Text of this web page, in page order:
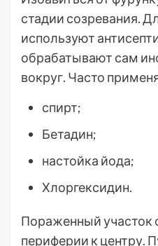
стадии созревания.
используют
обрабатывают сам
вокруг. Часто
спирт;
Бетадин;
настойка йода;
Хлоргексидин.
Пораженный участок
периферии к центру.